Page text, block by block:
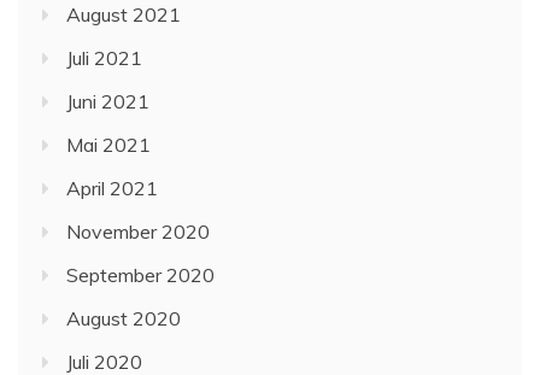
August 2021
Juli 2021
Juni 2021
Mai 2021
April 2021
November 2020
September 2020
August 2020
Juli 2020